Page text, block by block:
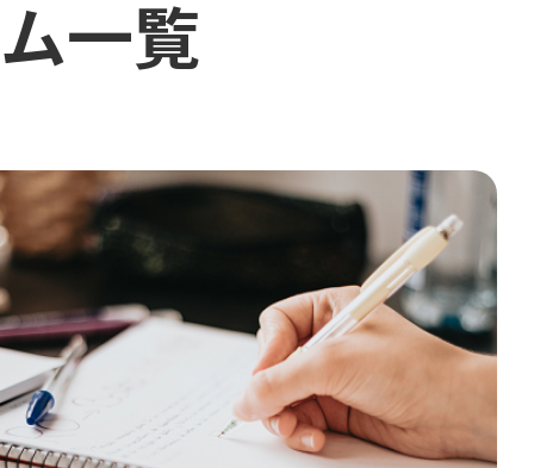
ム一覧